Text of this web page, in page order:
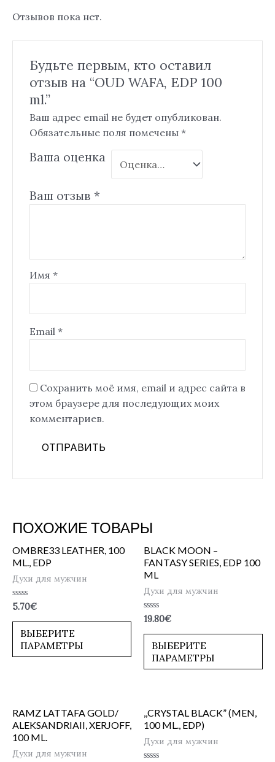
Отзывов пока нет.
Будьте первым, кто оставил
отзыв на “OUD WAFA, EDP 100
ml.”
Ваш адрес email не будет опубликован.
Обязательные поля помечены *
Ваша оценка
Ваш отзыв *
Имя *
Email *
Сохранить моё имя, email и адрес сайта в
этом браузере для последующих моих
комментариев.
ПОХОЖИЕ ТОВАРЫ
OMBRE33 LEATHER, 100
ML., EDP
Духи для мужчин
Оценка
из
5.70€
ВЫБЕРИТЕ
ПАРАМЕТРЫ
BLACK MOON –
FANTASY SERIES, EDP 100
ML
Духи для мужчин
Оценка
из
19.80€
ВЫБЕРИТЕ
ПАРАМЕТРЫ
RAMZ LATTAFA GOLD/
ALEKSANDRIAII, XERJOFF,
100 ML.
Духи для мужчин
,,CRYSTAL BLACK” (MEN,
100 ML., EDP)
Духи для мужчин